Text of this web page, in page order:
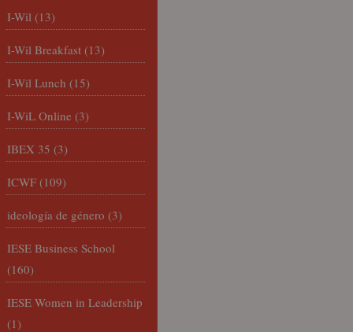
I-Wil (13)
I-Wil Breakfast (13)
I-Wil Lunch (15)
I-WiL Online (3)
IBEX 35 (3)
ICWF (109)
ideología de género (3)
IESE Business School
(160)
IESE Women in Leadership
(1)